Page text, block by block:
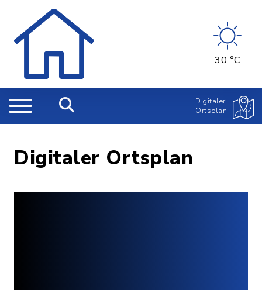
30 °C
Digitaler
Ortsplan
Digitaler Ortsplan